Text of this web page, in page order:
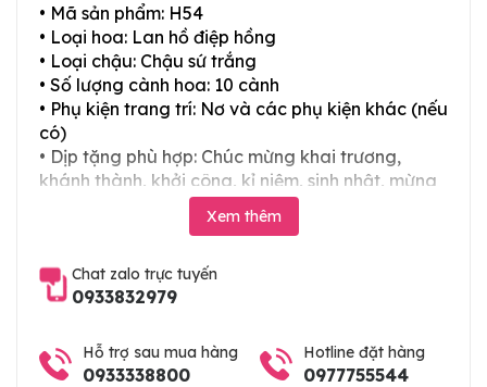
• Mã sản phẩm: H54
• Loại hoa: Lan hồ điệp hồng
• Loại chậu: Chậu sứ trắng
• Số lượng cành hoa: 10 cành
• Phụ kiện trang trí: Nơ và các phụ kiện khác (nếu
có)
• Dịp tặng phù hợp: Chúc mừng khai trương,
khánh thành, khởi công, kỉ niệm, sinh nhật, mừng
thọ, mừng cưới, tân gia và các ngày lễ tết trong
Xem thêm
Chat zalo trực tuyến
0933832979
Hỗ trợ sau mua hàng
0933338800
Hotline đặt hàng
0977755544